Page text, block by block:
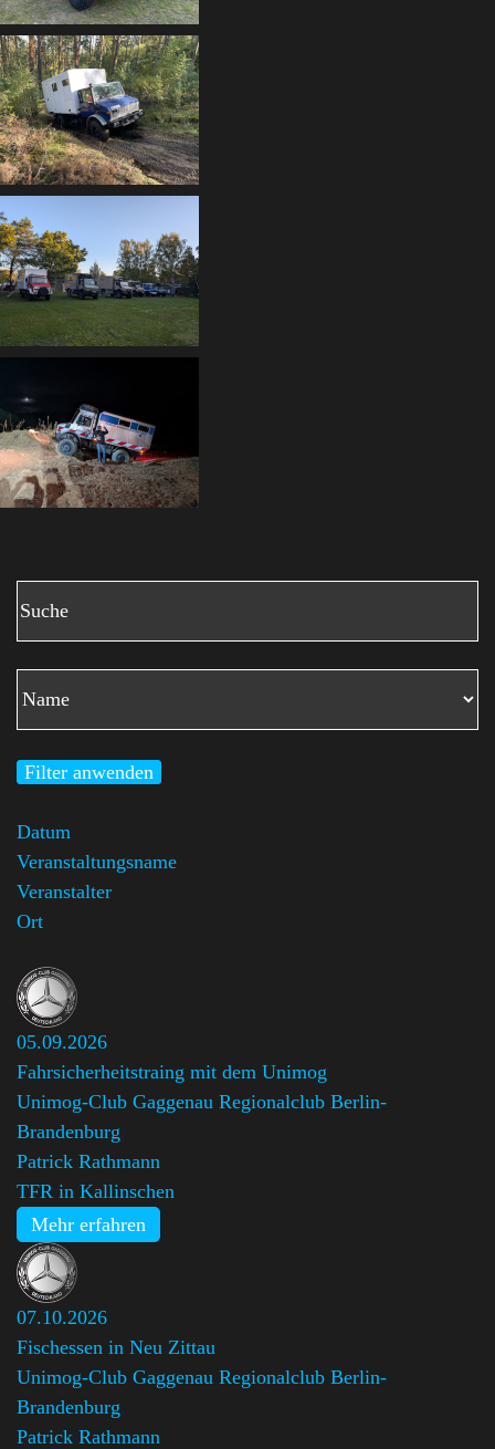
Filter anwenden
Datum
Veranstaltungsname
Veranstalter
Ort
05.09.2026
Fahrsicherheitstraing mit dem Unimog
Unimog-Club Gaggenau Regionalclub Berlin-
Brandenburg
Patrick Rathmann
TFR in Kallinschen
Mehr erfahren
07.10.2026
Fischessen in Neu Zittau
Unimog-Club Gaggenau Regionalclub Berlin-
Brandenburg
Patrick Rathmann